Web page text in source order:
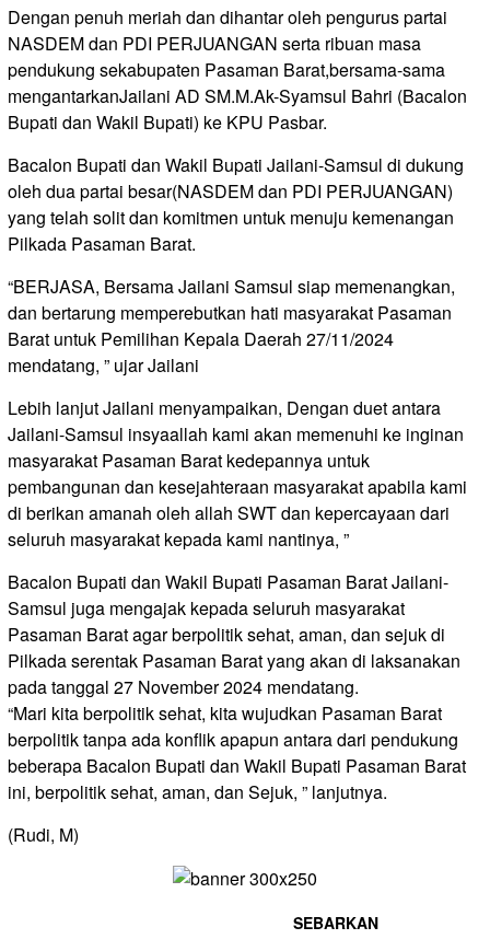
Dengan penuh meriah dan dihantar oleh pengurus partai
NASDEM dan PDI PERJUANGAN serta ribuan masa
pendukung sekabupaten Pasaman Barat,bersama-sama
mengantarkanJailani AD SM.M.Ak-Syamsul Bahri (Bacalon
Bupati dan Wakil Bupati) ke KPU Pasbar.
Bacalon Bupati dan Wakil Bupati Jailani-Samsul di dukung
oleh dua partai besar(NASDEM dan PDI PERJUANGAN)
yang telah solit dan komitmen untuk menuju kemenangan
Pilkada Pasaman Barat.
“BERJASA, Bersama Jailani Samsul siap memenangkan,
dan bertarung memperebutkan hati masyarakat Pasaman
Barat untuk Pemilihan Kepala Daerah 27/11/2024
mendatang, ” ujar Jailani
Lebih lanjut Jailani menyampaikan, Dengan duet antara
Jailani-Samsul insyaallah kami akan memenuhi ke inginan
masyarakat Pasaman Barat kedepannya untuk
pembangunan dan kesejahteraan masyarakat apabila kami
di berikan amanah oleh allah SWT dan kepercayaan dari
seluruh masyarakat kepada kami nantinya, ”
Bacalon Bupati dan Wakil Bupati Pasaman Barat Jailani-
Samsul juga mengajak kepada seluruh masyarakat
Pasaman Barat agar berpolitik sehat, aman, dan sejuk di
Pilkada serentak Pasaman Barat yang akan di laksanakan
pada tanggal 27 November 2024 mendatang.
“Mari kita berpolitik sehat, kita wujudkan Pasaman Barat
berpolitik tanpa ada konflik apapun antara dari pendukung
beberapa Bacalon Bupati dan Wakil Bupati Pasaman Barat
ini, berpolitik sehat, aman, dan Sejuk, ” lanjutnya.
(Rudi, M)
SEBARKAN